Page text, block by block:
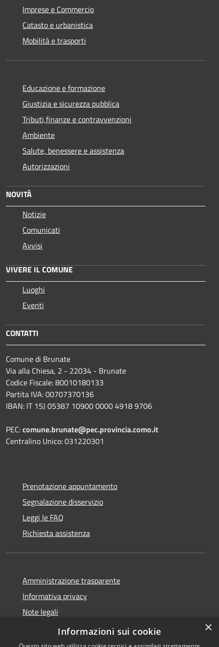
Imprese e Commercio
Catasto e urbanistica
Mobilità e trasporti
Educazione e formazione
Giustizia e sicurezza pubblica
Tributi,finanze e contravvenzioni
Ambiente
Salute, benessere e assistenza
Autorizzazioni
NOVITÀ
Notizie
Comunicati
Avvisi
VIVERE IL COMUNE
Luoghi
Eventi
CONTATTI
Comune di Brunate
Via alla Chiesa, 2 - 22034 - Brunate
Codice Fiscale: 80010180133
Partita IVA: 00707370136
IBAN: IT 15J 05387 10900 0000 4918 9706
PEC:comune.brunate@pec.provincia.como.it
Centralino Unico: 031220301
Prenotazione appuntamento
Segnalazione disservizio
Leggi le FAQ
Richiesta assistenza
Amministrazione trasparente
Informativa privacy
Note legali
Dichiarazione di accessibilità
×
Informazioni sui cookie